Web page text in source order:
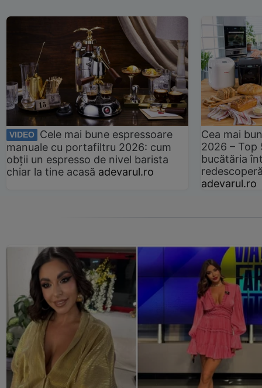
VIDEO
Cele mai bune espressoare
manuale cu portafiltru 2026: cum
obții un espresso de nivel barista
chiar la tine acasă adevarul.ro
Cea mai
2026 –
bucătăria
adevarul.ro